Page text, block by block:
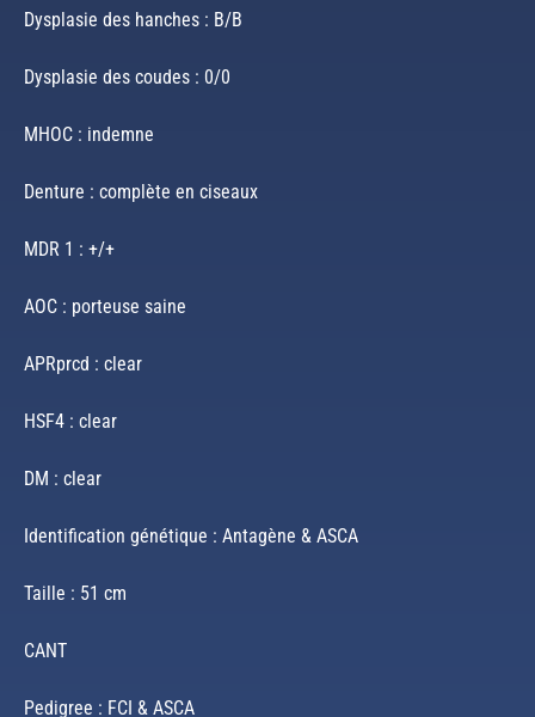
Dysplasie des hanches : B/B
Dysplasie des coudes : 0/0
MHOC : indemne
Denture : complète en ciseaux
MDR 1 : +/+
AOC : porteuse saine
APRprcd : clear
HSF4 : clear
DM : clear
Identification génétique : Antagène & ASCA
Taille : 51 cm
CANT
Pedigree : FCI & ASCA